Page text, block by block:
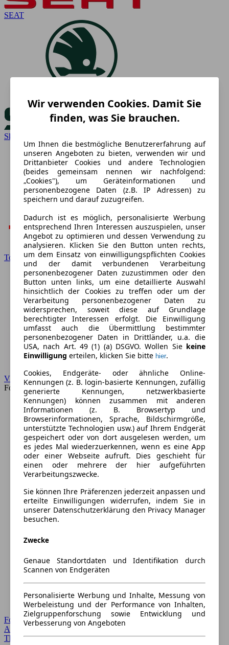
SEAT
Skoda
Toyota
VW
Forum
Forum Startseite
Alle Auto-Foren
Themen-Forum
Wir verwenden Cookies. Damit Sie
finden, was Sie brauchen.
Um Ihnen die bestmögliche Benutzererfahrung auf
unseren Angeboten zu bieten, verwenden wir und
Drittanbieter Cookies und andere Technologien
(beides gemeinsam nennen wir nachfolgend:
„Cookies"), um Geräteinformationen und
personenbezogene Daten (z.B. IP Adressen) zu
speichern und darauf zuzugreifen.
Dadurch ist es möglich, personalisierte Werbung
entsprechend Ihren Interessen auszuspielen, unser
Angebot zu optimieren und dessen Verwendung zu
analysieren. Klicken Sie den Button unten rechts,
um dem Einsatz von einwilligungspflichten Cookies
und der damit verbundenen Verarbeitung
personenbezogener Daten zuzustimmen oder den
Button unten links, um eine detaillierte Auswahl
hinsichtlich der Cookies zu treffen oder um der
Verarbeitung personenbezogener Daten zu
widersprechen, soweit diese auf Grundlage
berechtigter Interessen erfolgt. Die Einwilligung
umfasst auch die Übermittlung bestimmter
personenbezogener Daten in Drittländer, u.a. die
USA, nach Art. 49 (1) (a) DSGVO. Wollen Sie keine
Einwilligung erteilen, klicken Sie bitte hier.
Cookies, Endgeräte- oder ähnliche Online-
Kennungen (z. B. login-basierte Kennungen, zufällig
generierte Kennungen, netzwerkbasierte
Kennungen) können zusammen mit anderen
Informationen (z. B. Browsertyp und
Browserinformationen, Sprache, Bildschirmgröße,
unterstützte Technologien usw.) auf Ihrem Endgerät
gespeichert oder von dort ausgelesen werden, um
es jedes Mal wiederzuerkennen, wenn es eine App
oder einer Webseite aufruft. Dies geschieht für
einen oder mehrere der hier aufgeführten
Verarbeitungszwecke.
Sie können Ihre Präferenzen jederzeit anpassen und
erteilte Einwilligungen widerrufen, indem Sie in
unserer Datenschutzerklärung den Privacy Manager
besuchen.
Zwecke
Genaue Standortdaten und Identifikation durch
Scannen von Endgeräten
Personalisierte Werbung und Inhalte, Messung von
Werbeleistung und der Performance von Inhalten,
Zielgruppenforschung sowie Entwicklung und
Verbesserung von Angeboten